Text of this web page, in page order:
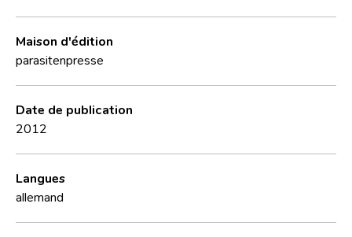
Maison d'édition
parasitenpresse
Date de publication
2012
Langues
allemand